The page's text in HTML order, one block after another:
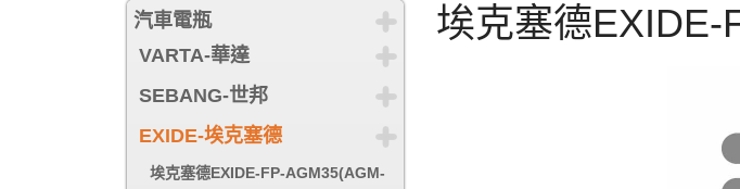
汽車電瓶
VARTA-華達
SEBANG-世邦
EXIDE-埃克塞德
埃克塞德EXIDE-FP-AGM35(AGM-
埃克塞德EXIDE-